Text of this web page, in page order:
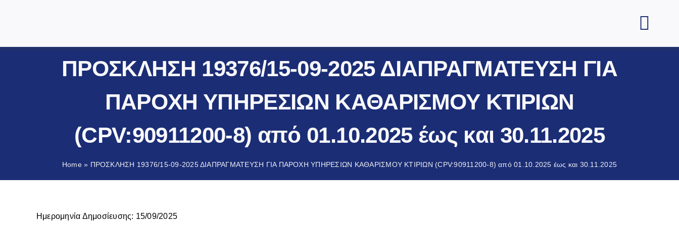
Κλινικές & Τμήματα
Για τον Πολίτη
Ενημέρωση
Προμήθειες Υλικών
ΠΡΟΣΚΛΗΣΗ 19376/15-09-2025 ΔΙΑΠΡΑΓΜΑΤΕΥΣΗ ΓΙΑ
ΠΑΡΟΧΗ ΥΠΗΡΕΣΙΩΝ ΚΑΘΑΡΙΣΜΟΥ ΚΤΙΡΙΩΝ
(CPV:90911200-8) από 01.10.2025 έως και 30.11.2025
Home» ΠΡΟΣΚΛΗΣΗ 19376/15-09-2025 ΔΙΑΠΡΑΓΜΑΤΕΥΣΗ ΓΙΑ ΠΑΡΟΧΗ ΥΠΗΡΕΣΙΩΝ ΚΑΘΑΡΙΣΜΟΥ ΚΤΙΡΙΩΝ (CPV:90911200-8) από 01.10.2025 έως και 30.11.2025
Ημερομηνία Δημοσίευσης: 15/09/2025